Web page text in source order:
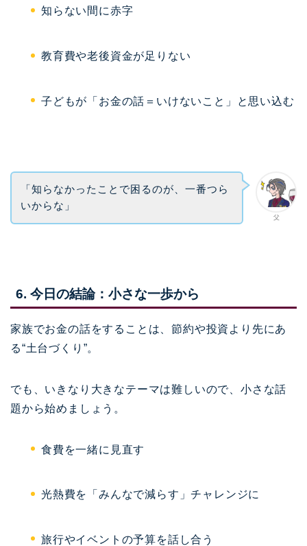
知らない間に赤字
教育費や老後資金が足りない
子どもが「お金の話＝いけないこと」と思い込む
父
「知らなかったことで困るのが、一番つら
いからな」
6. 今日の結論：小さな一歩から
家族でお金の話をすることは、節約や投資より先にあ
る“土台づくり”。
でも、いきなり大きなテーマは難しいので、小さな話
題から始めましょう。
食費を一緒に見直す
光熱費を「みんなで減らす」チャレンジに
旅行やイベントの予算を話し合う